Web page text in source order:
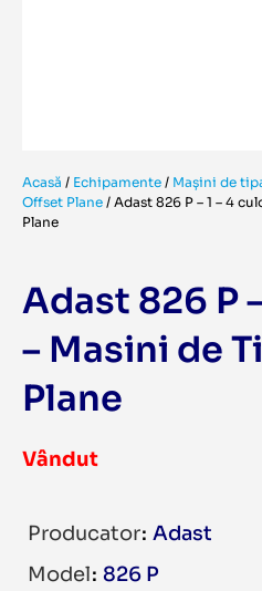
Acasă / Echipamente / Mașini de
Offset Plane / Adast 826 P – 1 – 4
Plane
Adast 826 P
– Masini de
Plane
Vândut
Producator Adast
Model 826 P